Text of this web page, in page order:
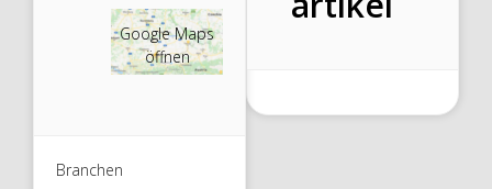
Google Maps
öffnen
Branchen